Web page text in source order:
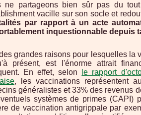
ne partageons bien sûr pas du
vacille sur son socle et
par rapport à un acte
inquestionnable depuis
grandes raisons pour lesquelles la
présent, est l'énorme attrait
En effet, selon
le rapport
, les vaccinations représentent
généralistes et 33% des revenus
systèmes de primes (CAPI)
de vaccination antigrippale par